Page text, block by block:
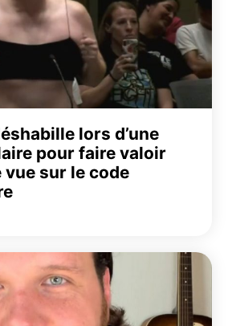
lors d’une
pour faire valoir
sur le code